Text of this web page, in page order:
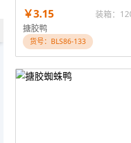
￥3.15
装箱：
搪胶鸭
货号：BLS86-133